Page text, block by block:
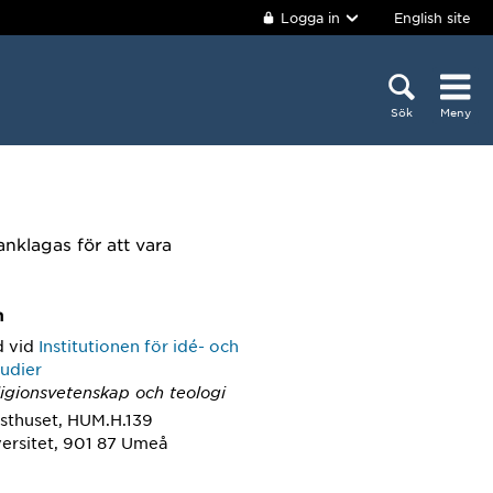
Logga in English site
Sök Meny
för att vara
vid Institutionen för idé- och
och teologi
HUM.H.139
901 87 Umeå